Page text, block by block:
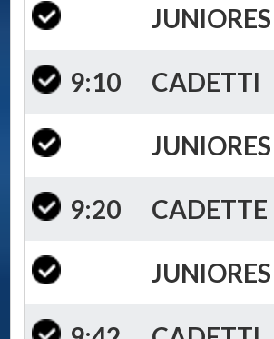
9:10 CADETTI
9:20 CADETTE